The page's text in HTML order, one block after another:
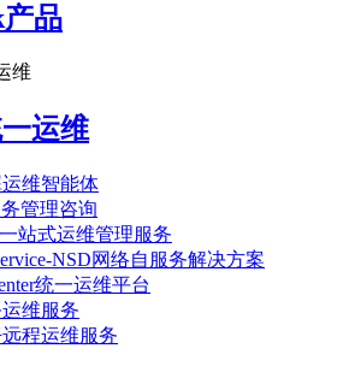
品
维
运维
运维智能体
管理咨询
站式运维管理服务
NSD网络自服务解决方案
统一运维平台
维服务
程运维服务